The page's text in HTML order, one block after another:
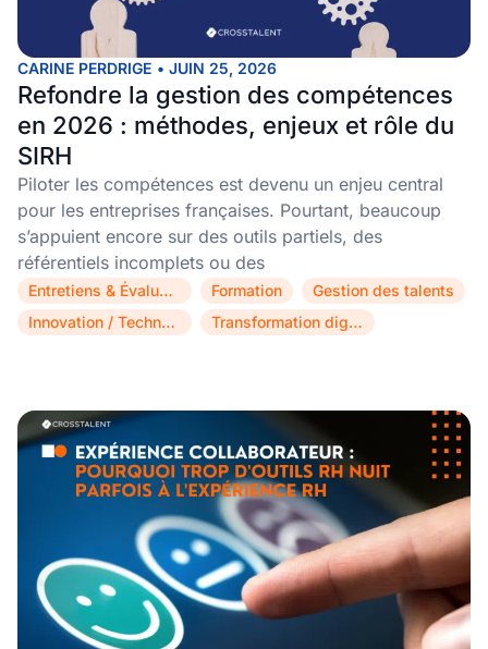
CARINE PERDRIGE • JUIN 25, 2026
Refondre la gestion des compétences
en 2026 : méthodes, enjeux et rôle du
SIRH
Piloter les compétences est devenu un enjeu central
pour les entreprises françaises. Pourtant, beaucoup
s’appuient encore sur des outils partiels, des
référentiels incomplets ou des
Entretiens & Évaluations Formation Gestion des talents
Innovation / Technologie
Transformation digitale